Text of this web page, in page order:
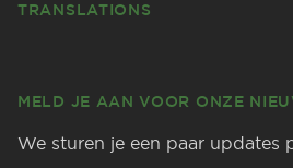
TRANSLATIONS
MELD JE AAN VOOR ONZE
We sturen je een paar updates